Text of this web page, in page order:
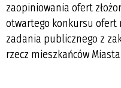
zaopiniowania ofert
otwartego konkursu ofert
zadania publicznego z
rzecz mieszkańców